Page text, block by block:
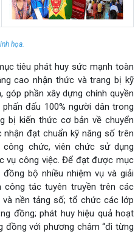
họa.
tiêu phát huy sức mạnh toàn
cao nhận thức và trang bị kỹ
phần xây dựng chính quyền
đấu 100% người dân trong
bị kiến thức cơ bản về chuyển
đạt chuẩn kỹ năng số trên
công chức, viên chức sử dụng
vụ công việc. Để đạt được mục
bộ nhiều nhiệm vụ và giải
công tác tuyên truyền trên các
nền tảng số; tổ chức các lớp
đồng; phát huy hiệu quả hoạt
với phương châm “đi từng